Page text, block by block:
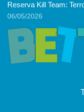
Reserva Kill Team:
06/05/2026